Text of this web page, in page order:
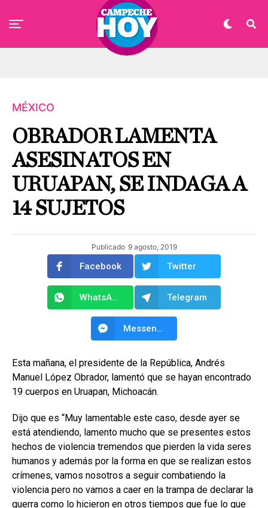
MÉXICO
OBRADOR LAMENTA
ASESINATOS EN
URUAPAN, SE INDAGA A
14 SUJETOS
Publicado 9 agosto, 2019
Facebook Twitter
WhatsApp Telegram
Messenger
Esta mañana, el presidente de la República, Andrés
Manuel López Obrador, lamentó que se hayan encontrado
19 cuerpos en Uruapan, Michoacán.
Dijo que es “Muy lamentable este caso, desde ayer se
está atendiendo, lamento mucho que se presentes estos
hechos de violencia tremendos que pierden la vida seres
humanos y además por la forma en que se realizan estos
crímenes, vamos nosotros a seguir combatiendo la
violencia pero no vamos a caer en la trampa de declarar la
guerra como lo hicieron en otros tiempos que fue lo que